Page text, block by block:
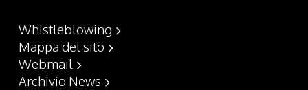
Whistleblowing
Mappa del sito
Webmail
Archivio News